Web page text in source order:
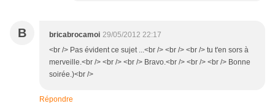
B bricabrocamoi 29/05/2012 22:17
<br /> Pas évident ce sujet ...<br /> <br /> <br /> tu t'en sors à
merveille.<br /> <br /> <br /> Bravo.<br /> <br /> <br /> Bonne
soirée.)<br />
Répondre